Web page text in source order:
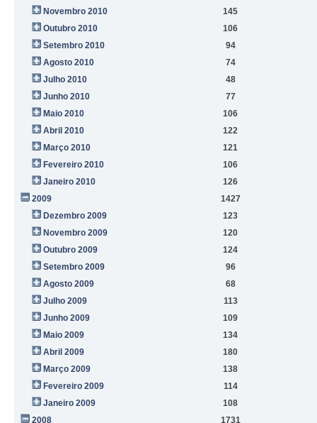
Novembro 2010
145
Outubro 2010
106
Setembro 2010
94
Agosto 2010
74
Julho 2010
48
Junho 2010
77
Maio 2010
106
Abril 2010
122
Março 2010
121
Fevereiro 2010
106
Janeiro 2010
126
2009
1427
Dezembro 2009
123
Novembro 2009
120
Outubro 2009
124
Setembro 2009
96
Agosto 2009
68
Julho 2009
113
Junho 2009
109
Maio 2009
134
Abril 2009
180
Março 2009
138
Fevereiro 2009
114
Janeiro 2009
108
2008
1731